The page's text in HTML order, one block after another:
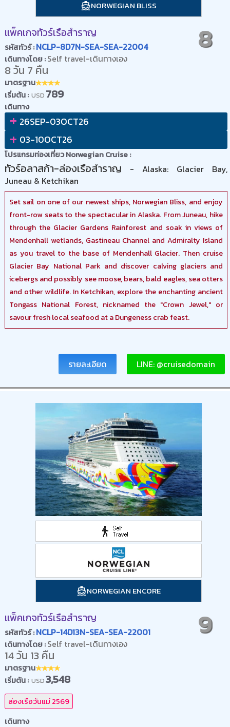
NORWEGIAN BLISS
แพ็คเกจทัวร์เรือสำราญ
รหัสทัวร์ :NCLP-8D7N-SEA-SEA-22004 8
เดินทางโดย :Self travel-เดินทางเอง
8 วัน 7 คืน
มาตรฐาน
เริ่มต้น : USD 789
เดินทาง
+ 26SEP-03OCT26
+ 03-10OCT26
โปรแกรมท่องเที่ยว Norwegian Cruise :
ทัวร์อลาสก้า-ล่องเรือสำราญ - Alaska: Glacier Bay,
Juneau & Ketchikan
Set sail on one of our newest ships, Norwegian Bliss, and enjoy
front-row seats to the spectacular in Alaska. From Juneau, hike
through the Glacier Gardens Rainforest and soak in views of
Mendenhall wetlands, Gastineau Channel and Admiralty Island
as you travel to the base of Mendenhall Glacier. Then cruise
Glacier Bay National Park and discover calving glaciers and
icebergs and possibly see moose, bears, bald eagles, sea otters
and other wildlife. In Ketchikan, explore the enchanting ancient
Tongass National Forest, nicknamed the "Crown Jewel," or
savour fresh local seafood at a Dungeness crab feast.
รายละเอียด LINE: @cruisedomain
NORWEGIAN ENCORE
แพ็คเกจทัวร์เรือสำราญ
รหัสทัวร์ :NCLP-14D13N-SEA-SEA-22001 9
เดินทางโดย :Self travel-เดินทางเอง
14 วัน 13 คืน
มาตรฐาน
เริ่มต้น : USD3,548
ล่องเรือวันแม่ 2569
เดินทาง